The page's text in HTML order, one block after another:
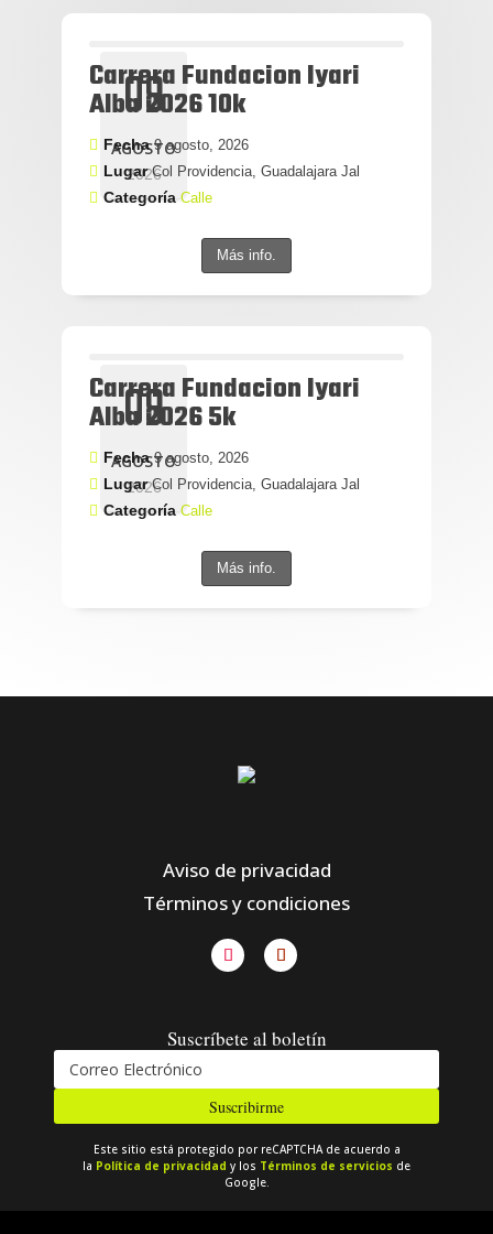
09
AGOSTO
2026
Carrera Fundacion Iyari
Alba 2026 10k
Fecha9 agosto, 2026
LugarCol Providencia, Guadalajara Jal
Categoría Calle
Más info.
09
AGOSTO
2026
Carrera Fundacion Iyari
Alba 2026 5k
Fecha9 agosto, 2026
LugarCol Providencia, Guadalajara Jal
Categoría Calle
Más info.
Aviso de privacidad
Términos y condiciones
Suscríbete al boletín
Suscribirme
Este sitio está protegido por reCAPTCHA de acuerdo a
la Política de privacidad y los Términos de servicios de
Google.